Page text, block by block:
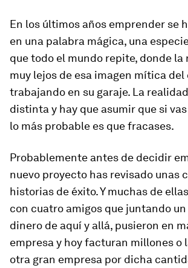
En los últimos años emprender se
en una palabra mágica, una
que todo el mundo repite, donde la
muy lejos de esa imagen mítica
trabajando en su garaje. La
distinta y hay que asumir que si
lo más probable es que fracases.
Probablemente antes de decidir
nuevo proyecto has revisado unas
historias de éxito. Y muchas de
con cuatro amigos que juntando
dinero de aquí y allá, pusieron en
empresa y hoy facturan millones o
otra gran empresa por dicha